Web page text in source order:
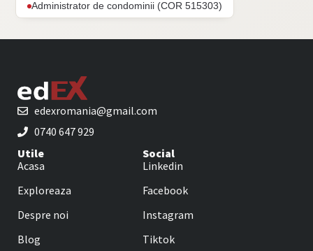
Administrator de condominii (COR 515303)
edexromania@gmail.com
0740 647 929
Utile
Acasa
Exploreaza
Despre noi
Blog
Social
Linkedin
Facebook
Instagram
Tiktok